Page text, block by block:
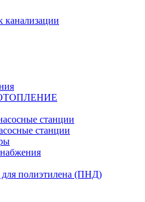
станции
станции
полиэтилена (ПНД)